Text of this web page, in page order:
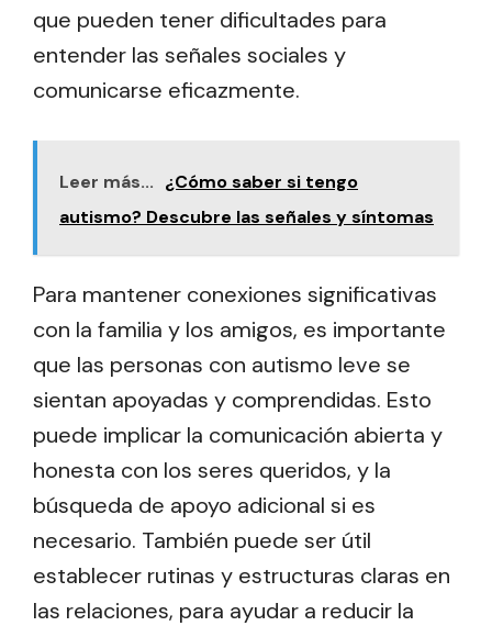
que pueden tener dificultades para
entender las señales sociales y
comunicarse eficazmente.
Leer más... ¿Cómo saber si tengo
autismo? Descubre las señales y síntomas
Para mantener conexiones significativas
con la familia y los amigos, es importante
que las personas con autismo leve se
sientan apoyadas y comprendidas. Esto
puede implicar la comunicación abierta y
honesta con los seres queridos, y la
búsqueda de apoyo adicional si es
necesario. También puede ser útil
establecer rutinas y estructuras claras en
las relaciones, para ayudar a reducir la